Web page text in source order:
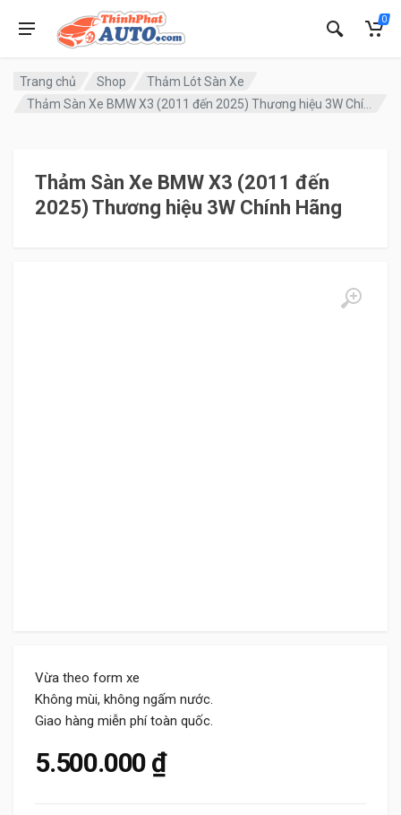
0
Trang chủ Shop
Thảm Lót Sàn Xe
Thảm Sàn Xe BMW X3 (2011 đến 2025) Thương hiệu 3W Chính Hãng
Thảm Sàn Xe BMW X3 (2011 đến
2025) Thương hiệu 3W Chính Hãng
Vừa theo form xe
Không mùi, không ngấm nước.
Giao hàng miễn phí toàn quốc.
5.500.000 ₫